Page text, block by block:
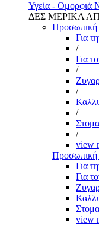
Υγεία - Ομορφιά
ΔΕΣ ΜΕΡΙΚΑ
Προσωπική
Για
/
Για
/
/
/
/
view
Προσωπική
Για
Για
view